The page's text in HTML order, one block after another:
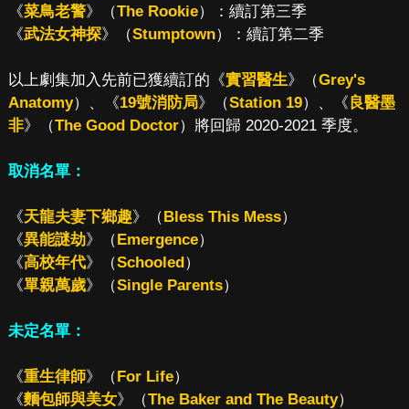
《菜鳥老警》（The Rookie）：續訂第三季
《武法女神探》（Stumptown）：續訂第二季
以上劇集加入先前已獲續訂的《實習醫生》（Grey's
Anatomy）、《19號消防局》（Station 19）、《 良醫墨
非》（The Good Doctor）將回歸 2020-2021 季度。
取消名單：
《天龍夫妻下鄉趣》（Bless This Mess）
《異能謎劫》（Emergence）
《高校年代》（Schooled）
《單親萬歲》（Single Parents）
未定名單：
《重生律師》（For Life）
《麵包師與美女》（The Baker and The Beauty）